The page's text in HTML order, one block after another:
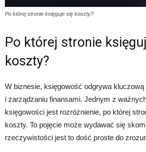
Po której stronie księguje się koszty?
Po której stronie
koszty?
W biznesie, księgowość odgrywa
i zarządzaniu finansami. Jednym z
księgowości jest rozróżnienie, po której
koszty. To pojęcie może wydawać się
rzeczywistości jest to dość proste do